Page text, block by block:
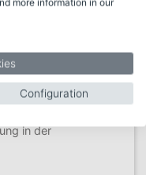
Systeme GmbH ist
und
Lösungen
basiert auf
in der
more information in our
Configuration